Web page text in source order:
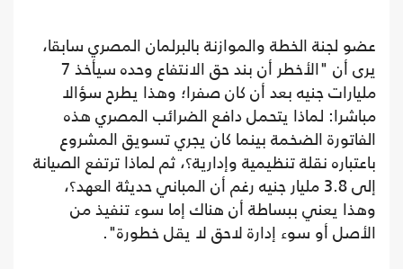
عضو لجنة الخطة والموازنة بالبرلمان المصري سابقا،
يرى أن "الأخطر أن بند حق الانتفاع وحده سيأخذ 7
مليارات جنيه بعد أن كان صفرا؛ وهذا يطرح سؤالا
مباشرا: لماذا يتحمل دافع الضرائب المصري هذه
الفاتورة الضخمة بينما كان يجري تسويق المشروع
باعتباره نقلة تنظيمية وإدارية؟، ثم لماذا ترتفع الصيانة
إلى 3.8 مليار جنيه رغم أن المباني حديثة العهد؟،
وهذا يعني ببساطة أن هناك إما سوء تنفيذ من
الأصل أو سوء إدارة لاحق لا يقل خطورة".